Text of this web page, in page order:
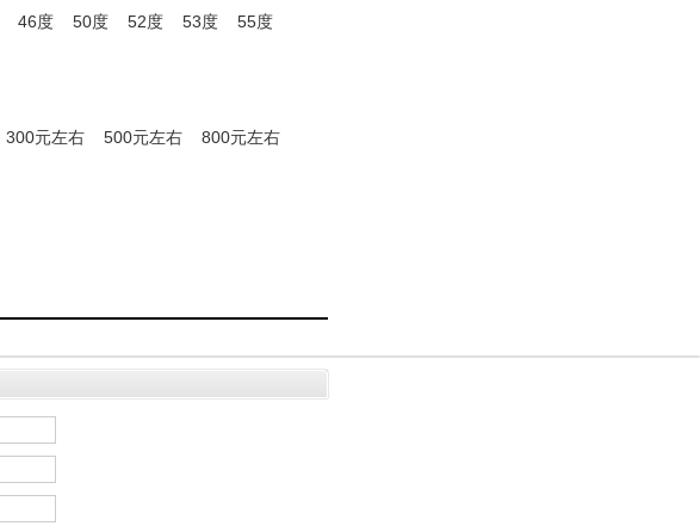
46度 50度 52度 53度
55度
300元左右 500元左右
800元左右